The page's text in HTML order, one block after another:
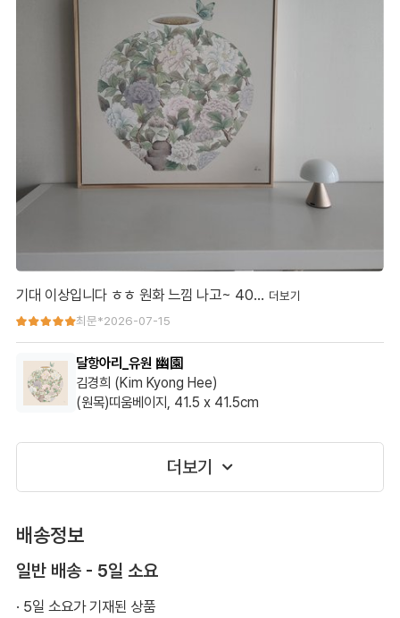
기대 이상입니다 ㅎㅎ 원화 느낌 나고~ 40…
기대 이상입니다 ㅎㅎ 원화 느낌 나고~ 40이 너무 클까 싶었는데
최문*2026-07-15
달항아리_유원 幽園
김경희 (Kim Kyong Hee)
(원목)띠움베이지, 41.5 x 41.5cm
더보기
배송정보
일반 배송 - 5일 소요
· 5일 소요가 기재된 상품